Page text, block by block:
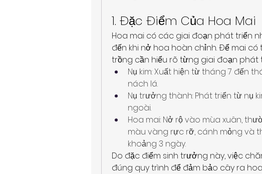
1. Đặc Điểm Của Hoa Mai
Hoa mai có các giai đoạn phát triển
đến khi nở hoa hoàn chỉnh. Để mai
trồng cần hiểu rõ từng giai đoạn phát
Nụ kim: Xuất hiện từ tháng 7 đến
nách lá.
Nụ trưởng thành: Phát triển từ nụ
ngoài.
Hoa mai: Nở rộ vào mùa xuân,
màu vàng rực rỡ, cánh mỏng và
khoảng 3 ngày.
Do đặc điểm sinh trưởng này, việc
đúng quy trình để đảm bảo cây ra